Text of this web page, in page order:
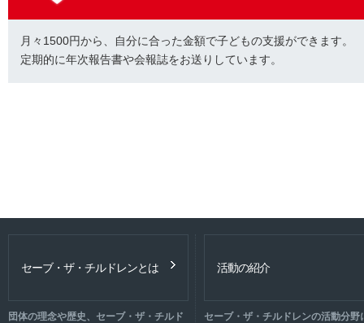
月々1500円から、自分に合った金額で子どもの支援ができます。
定期的に年次報告書や会報誌をお送りしています。
セーブ・ザ・チルドレンとは
団体の理念や歴史、セーブ・ザ・チルド
活動の紹介
セーブ・ザ・チルドレンの活動分野